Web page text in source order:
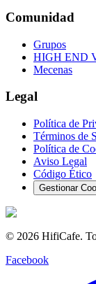
Comunidad
Grupos
HIGH END
Mecenas
Legal
Política de
Términos de
Política de
Aviso Legal
Código Ético
Gestionar
© 2026 HifiCafe.
Facebook